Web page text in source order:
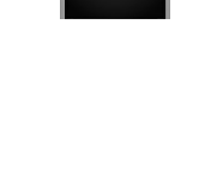
wird in neuem Tab